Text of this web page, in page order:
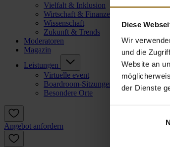
Diese
Wir
und die
Website an
der Dienste
Vielfalt & Inklusion
Wirtschaft & Finanzen
Wissenschaft
Zukunft & Trends
Moderatoren
Magazin
Leistungen
Virtuelle event
Boardroom-Sitzungen
Besondere Orte
Angebot anfordern